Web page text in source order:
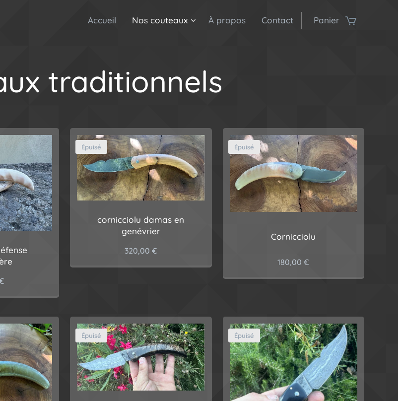
Accueil Nos couteaux À propos Contact Panier
traditionnels
cornicciolu damas en
genévrier
Épuisé
320,00 €
Cornicciolu
Épuisé
180,00 €
Épuisé Épuisé